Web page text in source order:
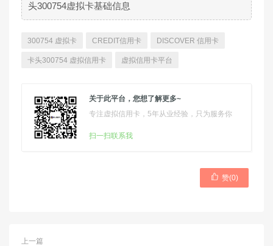
头300754虚拟卡基础信息
300754 虚拟卡 CREDIT信用卡 DISCOVER 信用卡
卡头300754 虚拟信用卡 虚拟信用卡平台
关于此平台，您想了解更多~
专注虚拟信用卡，5年从业经验，只为服务你
扫一扫联系我
 赞(0)
上一篇